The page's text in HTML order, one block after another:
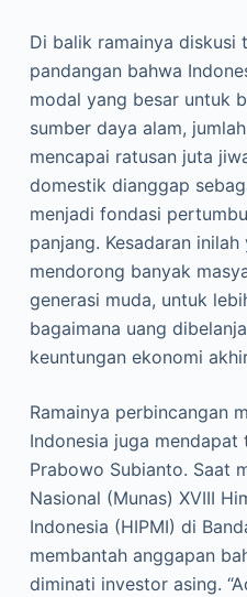
Di balik ramainya diskusi
pandangan bahwa
modal yang besar untuk
sumber daya alam,
mencapai ratusan juta
domestik dianggap
menjadi fondasi
panjang. Kesadaran
mendorong banyak
generasi muda, untuk
bagaimana uang
keuntungan ekonomi
Ramainya perbincangan
Indonesia juga
Prabowo Subianto. Saat
Nasional (Munas) XVIII
Indonesia (HIPMI) di
membantah anggapan
diminati investor asing.